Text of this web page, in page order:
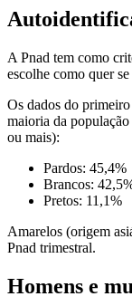
A Pnad tem como
escolhe como quer se
Os dados do
maioria da
ou mais):
Pardos: 45,4%
Brancos:
Pretos: 11,1%
Amarelos (origem
Pnad trimestral.
Homens e